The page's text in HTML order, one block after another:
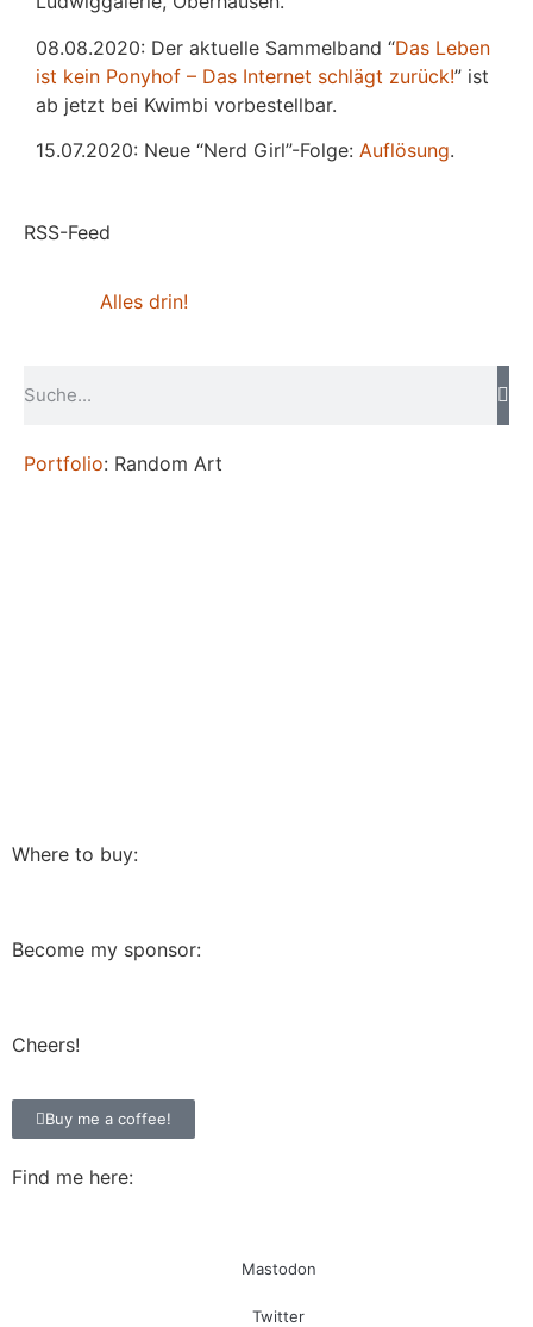
08.08.2020: Der aktuelle Sammelband “Das Leben
ist kein Ponyhof – Das Internet schlägt zurück!” ist
ab jetzt bei Kwimbi vorbestellbar.
15.07.2020: Neue “Nerd Girl”-Folge: Auflösung.
RSS-Feed
Alles drin!
Portfolio: Random Art
Where to buy:
Become my sponsor:
Cheers!
Buy me a coffee!
Find me here:
Mastodon
Twitter